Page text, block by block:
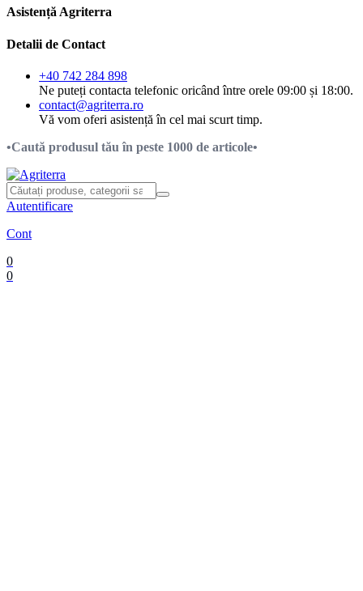
Asistență Agriterra
Detalii de Contact
+40 742 284 898
Ne puteți contacta telefonic oricând între orele 09:00 și 18:00.
contact@agriterra.ro
Vă vom oferi asistență în cel mai scurt timp.
•Caută produsul tău în peste 1000 de articole•
Autentificare
Cont
0
0